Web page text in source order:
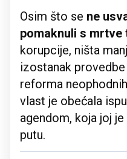
Osim što se ne
pomaknuli s mrtve
korupcije, ništa
izostanak
reforma
vlast je obećala
agendom, koja joj
putu.